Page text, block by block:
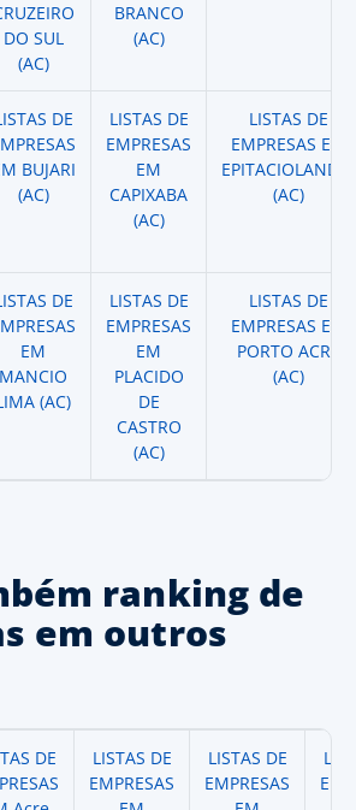
DO SUL
(AC)
BRANCO
(AC)
DE
BUJARI
(AC)
LISTAS DE
EMPRESAS
EM
CAPIXABA
(AC)
LISTAS DE
EMPRESAS EM
EPITACIOLANDIA
(AC)
DE
EM
MANCIO
(AC)
LISTAS DE
EMPRESAS
EM
PLACIDO
DE
CASTRO
(AC)
LISTAS DE
EMPRESAS EM
PORTO ACRE
(AC)
ranking de
em outros
DE
LISTAS DE
EMPRESAS
LISTAS DE
EMPRESAS